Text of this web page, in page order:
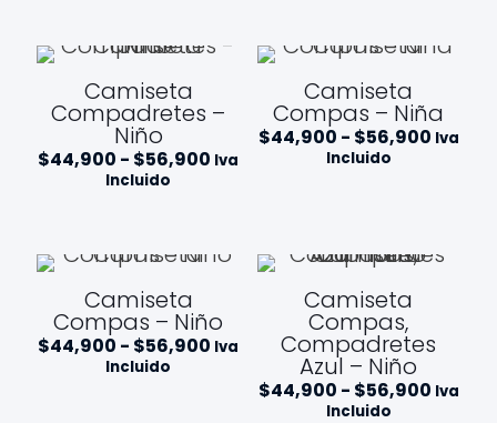
$96,900 hasta
Camiseta
Compadretes –
Niño
$44,900 - $56,900 Rango
hasta
$56,900
Iva
Incluido
Camiseta
Compas – Niña
$44,900 - $56,900Rango
Iva
Incluido
Camiseta
Compas – Niño
$44,900 - $56,900 Rango
precios:
desde
Iva
Incluido
Camiseta
Compas,
Compadretes
Azul – Niño
$44,900 - $56,900Rango
Iva
Incluido